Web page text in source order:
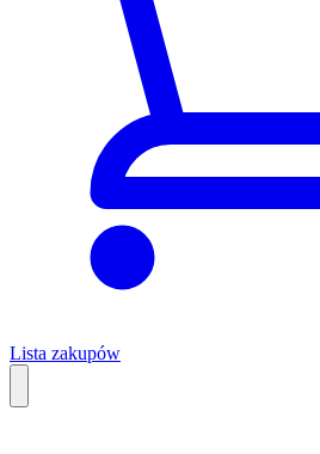
Lista zakupów